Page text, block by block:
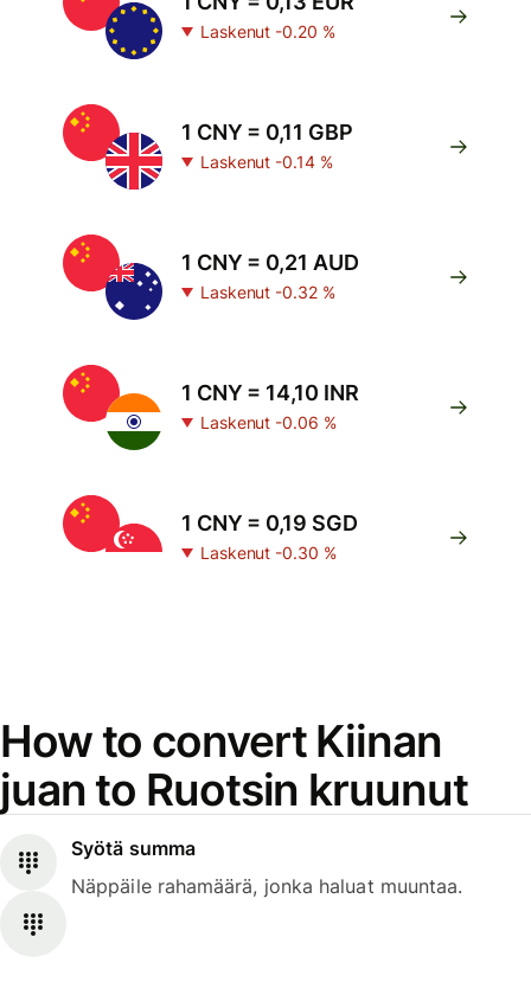
Laskenut -0.20 %
1 CNY = 0,11 GBP
Laskenut -0.14 %
1 CNY = 0,21 AUD
Laskenut -0.32 %
1 CNY = 14,10 INR
Laskenut -0.06 %
1 CNY = 0,19 SGD
Laskenut -0.30 %
How to convert Kiinan
juan to Ruotsin kruunut
Syötä summa
Näppäile rahamäärä, jonka haluat muuntaa.